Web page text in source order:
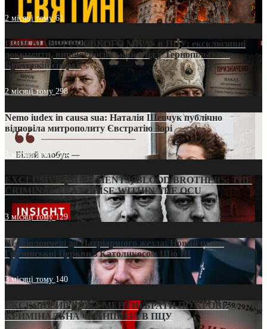
2 місяці тому61
ПРИСМАК «РУССЬКОГО МІРА» в ПЦУ: ексклюзивні
документи, вирок і російський слід у Тернопільсько-
Бучацькій єпархії
2 місяці тому 298
Nemo iudex in causa sua: Наталія Шевчук публічно
відповіла митрополиту Євстратію Зорі
3 місяці тому214
EXCLUSIVE (DOCUMENTS)/BLOOD BROTHERS: THE
CRIMINAL FRANCHISE WITHIN THE OCU
3 місяці тому129
Від віолончелі до Патріаршого жезла: Новий шлях
Грузинської Церкви з Католикосом Шіо III
3 місяці тому 140
ЕКСКЛЮЗИВ (ДОКУМЕНТИ)/БРАТИ ПО КРОВІ:
КРИМІНАЛЬНА ФРАНШИЗА В ПЦУ